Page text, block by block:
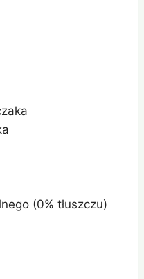
(0% tłuszczu)